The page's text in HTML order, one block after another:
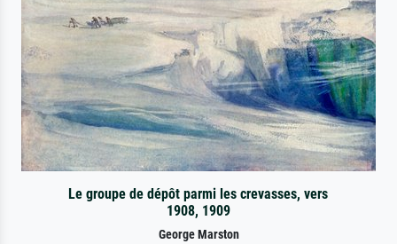
Le groupe de dépôt parmi les crevasses, vers
1908, 1909
George Marston